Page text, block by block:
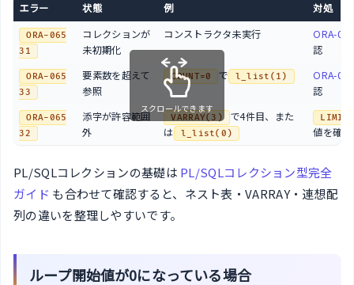
エラー 状態 例 対処
ORA-065
31
コレクションが
未初期化
コンストラクタ未実行
ORA-
認
ORA-065
33
要素数を超えて
参照
COUNT=0 で l_list(1)
ORA-
認
ORA-065
32
添字が許容範囲
外
VARRAY(3)
で4件目、また
は
l_list(0)
LIMIT
値を確認
スクロールできます
PL/SQLコレクションの基礎は PL/SQLコレクション型完全
ガイド も合わせて確認すると、ネスト表・VARRAY・連想配
列の違いを整理しやすいです。
ループ開始値が0になっている場合